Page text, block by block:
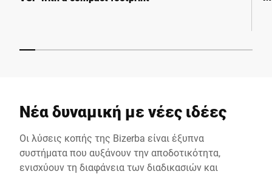
Νέα δυναμική με νέες ιδέες
Οι λύσεις κοπής της Bizerba είναι έξυπνα
συστήματα που αυξάνουν την αποδοτικότητα,
ενισχύουν τη διαφάνεια των διαδικασιών και